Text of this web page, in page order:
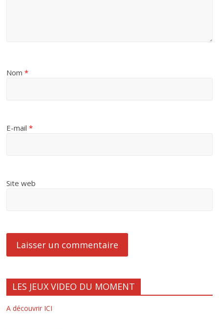
Nom*
E-mail*
Site web
LES JEUX VIDEO DU MOMENT
A découvrir ICI